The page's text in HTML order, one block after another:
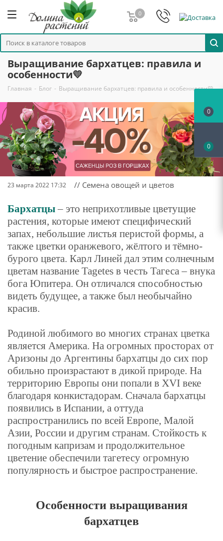
0
Выращивание бархатцев: правила и
особенности💛
Главная - Блог - Выращивание бархатцев: правила и особенности💛
23 марта 2022 17:32 // Семена овощей и цветов
Бархатцы– это неприхотливые цветущие
растения, которые имеют специфический
запах, небольшие листья перистой формы, а
также цветки оранжевого, жёлтого и тёмно-
бурого цвета. Карл Линей дал этим солнечным
цветам название Tagetes в честь Тагеса – внука
бога Юпитера. Он отличался способностью
видеть будущее, а также был необычайно
красив.
Родиной любимого во многих странах цветка
является Америка. На огромных просторах от
Аризоны до Аргентины бархатцы до сих пор
обильно произрастают в дикой природе. На
территорию Европы они попали в XVI веке
благодаря конкистадорам. Сначала бархатцы
появились в Испании, а оттуда
распространились по всей Европе, Малой
Азии, России и другим странам. Стойкость к
погодным капризам и продолжительное
цветение обеспечили тагетесу огромную
популярность и быстрое распространение.
Особенности выращивания
бархатцев
0
0